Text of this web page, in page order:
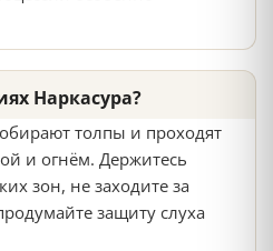
Наркасура?
толпы и проходят
и огнём. Держитесь
зон, не заходите за
защиту слуха